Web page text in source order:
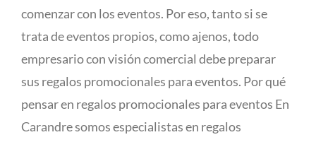
comenzar con los eventos. Por eso, tanto si se
trata de eventos propios, como ajenos, todo
empresario con visión comercial debe preparar
sus regalos promocionales para eventos. Por qué
pensar en regalos promocionales para eventos En
Carandre somos especialistas en regalos